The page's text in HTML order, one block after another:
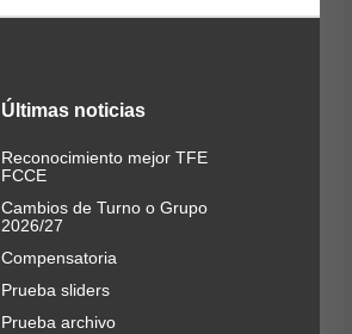
Últimas noticias
Reconocimiento mejor TFE
FCCE
Cambios de Turno o Grupo
2026/27
Compensatoria
Prueba sliders
Prueba archivo